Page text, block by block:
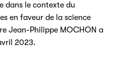
dans le contexte du
en faveur de la science
Jean-Philippe MOCHON a
2023.